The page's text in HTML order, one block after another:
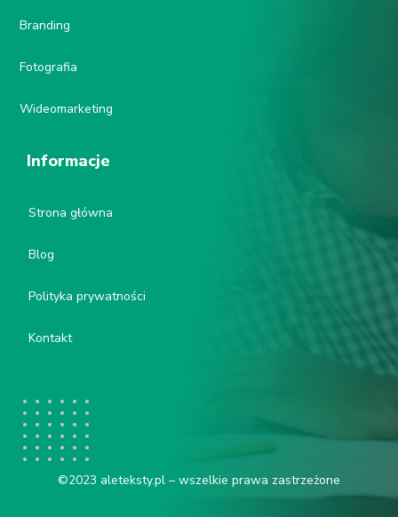
Branding
Fotografia
Wideomarketing
Informacje
Strona główna
Blog
Polityka prywatności
Kontakt
©2023 aleteksty.pl – wszelkie prawa zastrzeżone